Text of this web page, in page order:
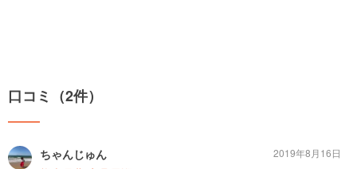
口コミ（2件）
ちゃんじゅん
2019年8月16日